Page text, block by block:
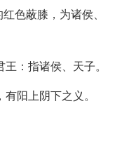
色蔽膝，为诸侯、
：指诸侯、天子。
阳上阴下之义。